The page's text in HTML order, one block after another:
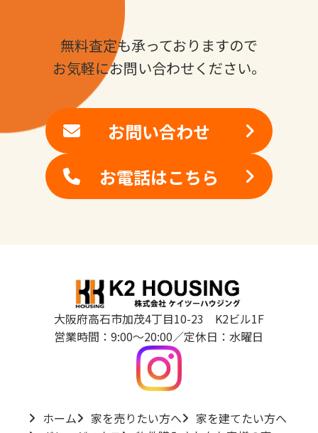
無料査定も承っておりますので
お気軽にお問い合わせください。
お問い合わせ
お電話はこちら
大阪府高石市加茂4丁目10-23 K2ビル1F
営業時間：9:00～20:00／定休日：水曜日
ホーム 家を売りたい方へ
家を建てたい方へ